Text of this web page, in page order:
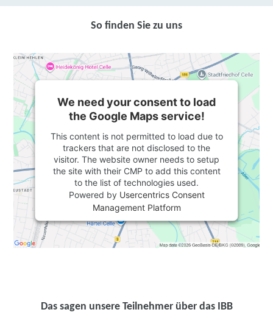
So finden Sie zu uns
We need your consent to load
the Google Maps service!
This content is not permitted to load due to
trackers that are not disclosed to the
visitor. The website owner needs to setup
the site with their CMP to add this content
to the list of technologies used.
Powered by Usercentrics Consent
Management Platform
Das sagen unsere Teilnehmer über das IBB